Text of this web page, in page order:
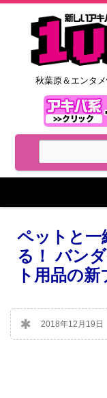
秋葉原＆エンタ
ペットと一
る！ バン
ト用品の
2018年12月19日